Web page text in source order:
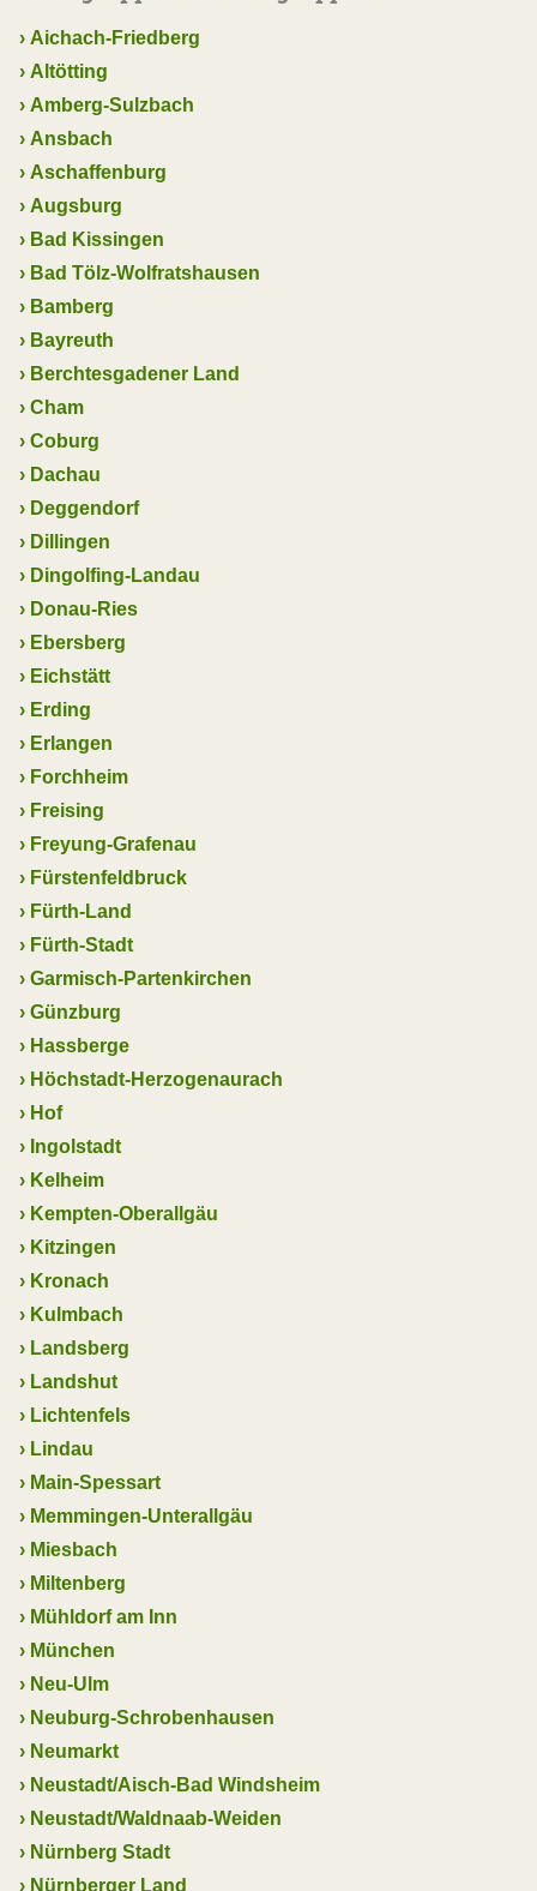
› Aichach-Friedberg
› Altötting
› Amberg-Sulzbach
› Ansbach
› Aschaffenburg
› Augsburg
› Bad Kissingen
› Bad Tölz-Wolfratshausen
› Bamberg
› Bayreuth
› Berchtesgadener Land
› Cham
› Coburg
› Dachau
› Deggendorf
› Dillingen
› Dingolfing-Landau
› Donau-Ries
› Ebersberg
› Eichstätt
› Erding
› Erlangen
› Forchheim
› Freising
› Freyung-Grafenau
› Fürstenfeldbruck
› Fürth-Land
› Fürth-Stadt
› Garmisch-Partenkirchen
› Günzburg
› Hassberge
› Höchstadt-Herzogenaurach
› Hof
› Ingolstadt
› Kelheim
› Kempten-Oberallgäu
› Kitzingen
› Kronach
› Kulmbach
› Landsberg
› Landshut
› Lichtenfels
› Lindau
› Main-Spessart
› Memmingen-Unterallgäu
› Miesbach
› Miltenberg
› Mühldorf am Inn
› München
› Neu-Ulm
› Neuburg-Schrobenhausen
› Neumarkt
› Neustadt/Aisch-Bad Windsheim
› Neustadt/Waldnaab-Weiden
› Nürnberg Stadt
› Nürnberger Land